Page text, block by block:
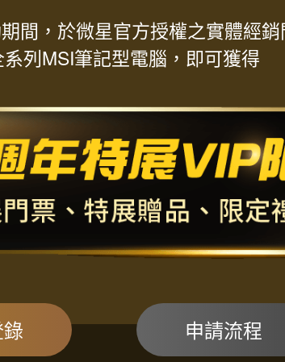
間，於微星官方授權之實體經
列MSI筆記型電腦，即可獲得
申請流程